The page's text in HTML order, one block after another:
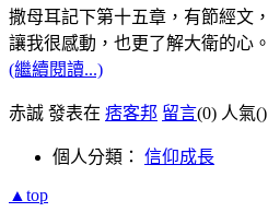
撒母耳記下第十五章，有節經文，
讓我很感動，也更了解大衛的心。
(繼續閱讀...)
赤誠 發表在 痞客邦 留言(0) 人氣()
個人分類： 信仰成長
▲top